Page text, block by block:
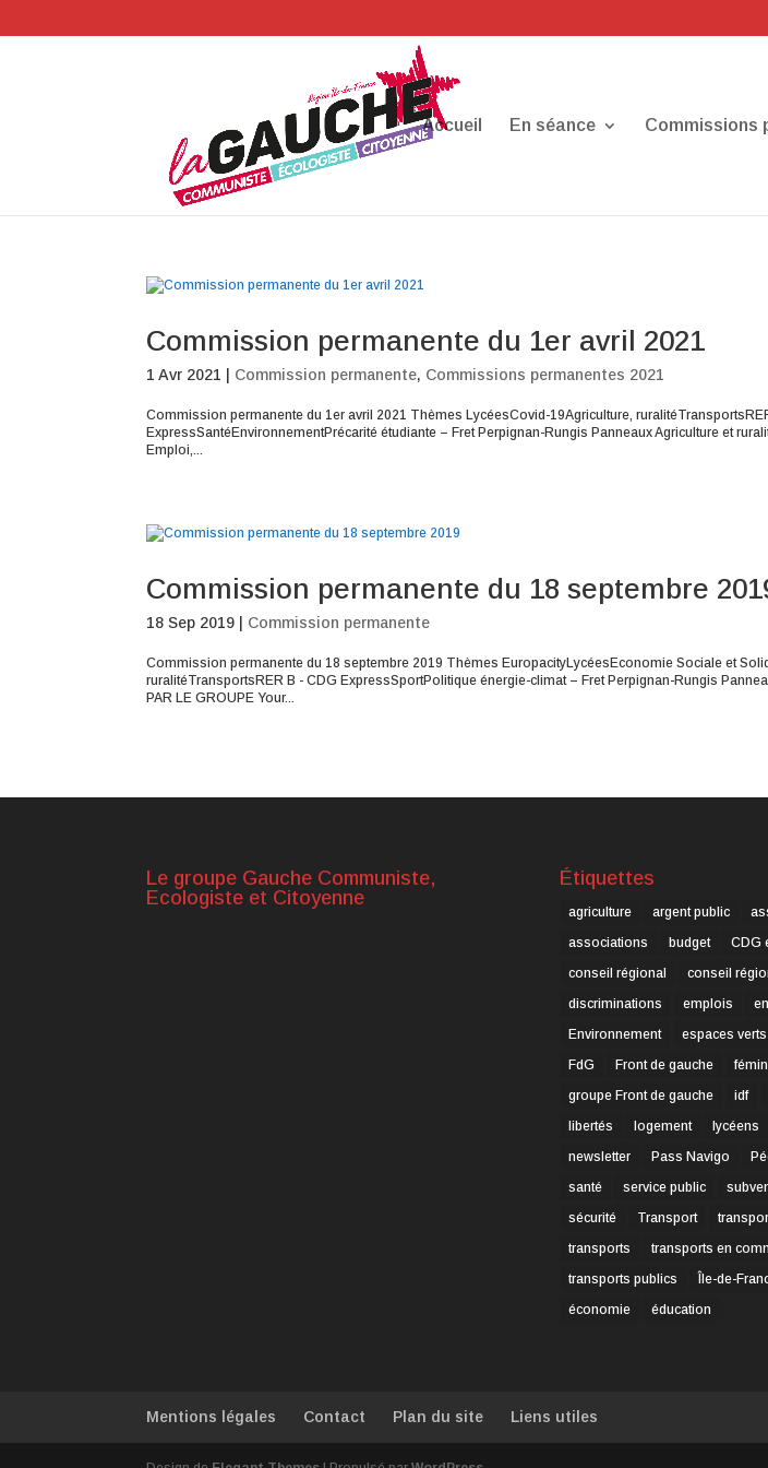
Accueil En séance Commissions
Commission permanente du 1er avril 2021
1 Avr 2021 Commission permanente, Commissions permanentes 2021
Commission permanente du 1er avril 2021 Thèmes LycéesCovid-19Agriculture,
ExpressSantéEnvironnementPrécarité étudiante – Fret Perpignan-Rungis Panneaux Agriculture et
Emploi,...
Commission permanente du 18 septembre
18 Sep 2019 Commission permanente
Commission permanente du 18 septembre 2019 Thèmes EuropacityLycéesEconomie Sociale et
ruralitéTransportsRER B - CDG ExpressSportPolitique énergie-climat – Fret Perpignan-Rungis
PAR LE GROUPE Your...
Le groupe Gauche Communiste,
Ecologiste et Citoyenne
Étiquettes
agriculture argent public
associations
budget
CDG
conseil régional
conseil
discriminations
emplois
Environnement
espaces verts
FdG
Front de gauche
groupe Front de gauche
idf
libertés
logement lycéens
newsletter
Pass Navigo
santé
service public
sécurité
Transport
transports
transports en
transports publics
Île-de-
économie
éducation
Mentions légales Contact Plan du site Liens utiles